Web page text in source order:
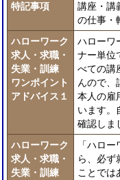
特記事項
講座・講
の仕事・
ハローワーク
求人・求職・
失業・訓練
ワンポイント
アドバイス１
ハローワ
ナー単位
べての講
んので、
本人の雇
います。
確認しま
ハローワーク
求人・求職・
失業・訓練
「ハロ
ら、必ず
ことでは